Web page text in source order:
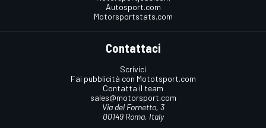
Autosport.com
Motorsportstats.com
Contattaci
Scrivici
Fai pubblicità con Mototsport.com
Contatta il team
sales@motorsport.com
Via del Fornetto, 3
00149 Roma, Italy